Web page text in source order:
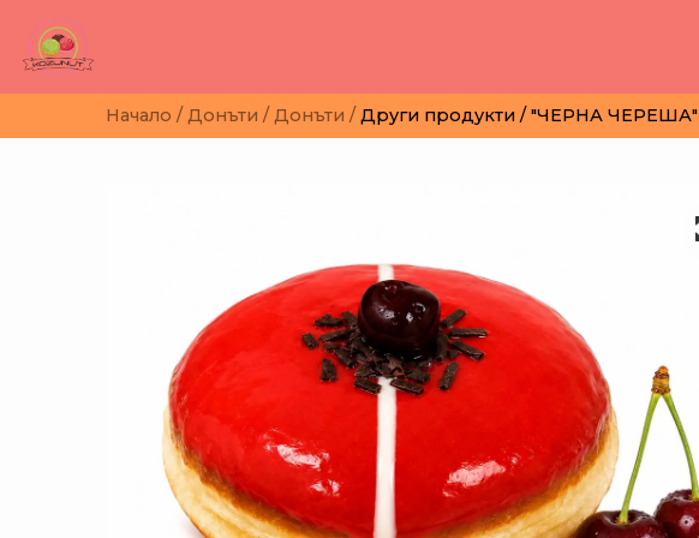
Начало / Донъти / Донъти / Други продукти / "ЧЕРНА ЧЕРЕША"